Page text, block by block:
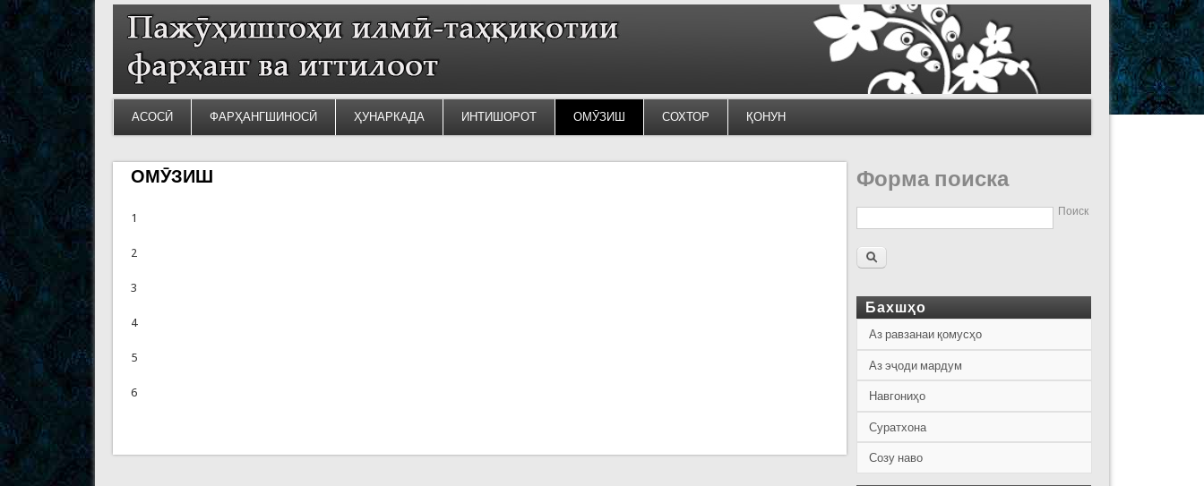
АСОСӢ ФАРҲАНГШИНОСӢ ҲУНАРКАДА ИНТИШОРОТ ОМӮЗИШ СОХТОР ҚОНУН
ОМӮЗИШ
1
2
3
4
5
6
Форма поиска
Поиск
Бахшҳо
Аз равзанаи қомусҳо
Аз эҷоди мардум
Навгониҳо
Суратхона
Созу наво